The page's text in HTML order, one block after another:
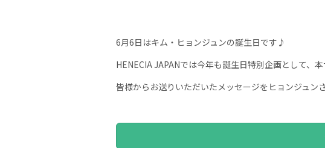
6月6日はキム・ヒョンジュンの誕生日です♪
HENECIA JAPANでは今年も誕生日特別企画として、
皆様からお送りいただいたメッセージをヒョンジュン